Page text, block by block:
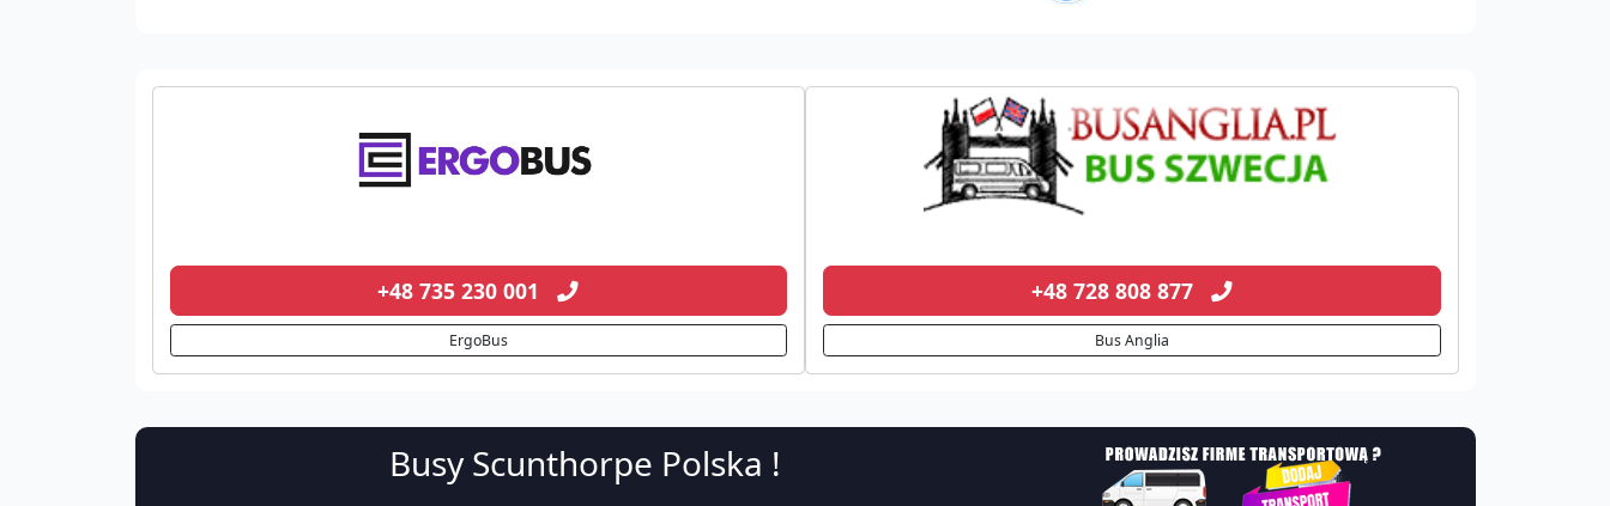
+48 735 230 001
ErgoBus
+48 728 808 877
Bus Anglia
Busy Scunthorpe Polska !